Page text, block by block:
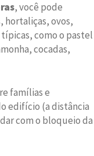
, você pode
hortaliças, ovos,
como o pastel
cocadas,
famílias e
edifício (a distância
com o bloqueio da